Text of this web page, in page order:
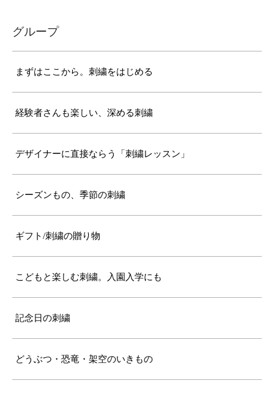
グループ
まずはここから。刺繍をはじめる
経験者さんも楽しい、深める刺繍
デザイナーに直接ならう「刺繍レッスン」
シーズンもの、季節の刺繍
ギフト/刺繍の贈り物
こどもと楽しむ刺繍。入園入学にも
記念日の刺繍
どうぶつ・恐竜・架空のいきもの